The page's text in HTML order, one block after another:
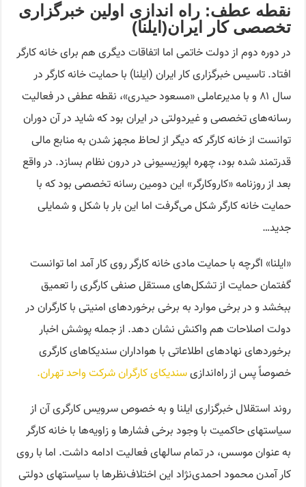
نقطه عطف: راه اندازی اولین خبرگزاری
تخصصی کار ایران(ایلنا)
در دوره دوم از دولت خاتمی اما اتفاقات دیگری هم برای خانه کارگر
افتاد. تاسیس خبرگزاری کار ایران (ایلنا) با حمایت خانه کارگر در
سال ۸۱ و با مدیرعاملی «مسعود حیدری»، نقطه عطفی در فعالیت
رسانه‌های تخصصی و غیردولتی در ایران بود که شاید در آن دوران
توانست از خانه کارگر که دیگر از لحاظ مجهز شدن به منابع مالی
قدرتمند شده بود، چهره اپوزیسیونی در درون نظام بسازد. در واقع
بعد از روزنامه «کاروکارگر» این دومین رسانه تخصصی بود که با
حمایت خانه کارگر شکل می‌گرفت اما این بار با شکل و شمایلی
جدید…
«ایلنا» اگرچه با حمایت مادی خانه کارگر روی کار آمد اما توانست
گفتمان حمایت از تشکل‌های مستقل صنفی کارگری را تعمیق
ببخشد و در برخی موارد به برخی برخوردهای امنیتی با کارگران در
دولت اصلاحات هم واکنش نشان دهد. از جمله پوشش اخبار
برخوردهای نهادهای اطلاعاتی با هواداران سندیکاهای کارگری
خصوصاً پس از راه‌اندازیسندیکای کارگران شرکت واحد تهران.
روند استقلال خبرگزاری ایلنا و به خصوص سرویس کارگری آن از
سیاستهای حاکمیت با وجود برخی فشارها و زاویه‌ها با خانه کارگر
به عنوان موسس، در تمام سالهای فعالیت ادامه داشت. اما با روی
کار آمدن محمود احمدی‌نژاد این اختلاف‌نظرها با سیاستهای دولتی